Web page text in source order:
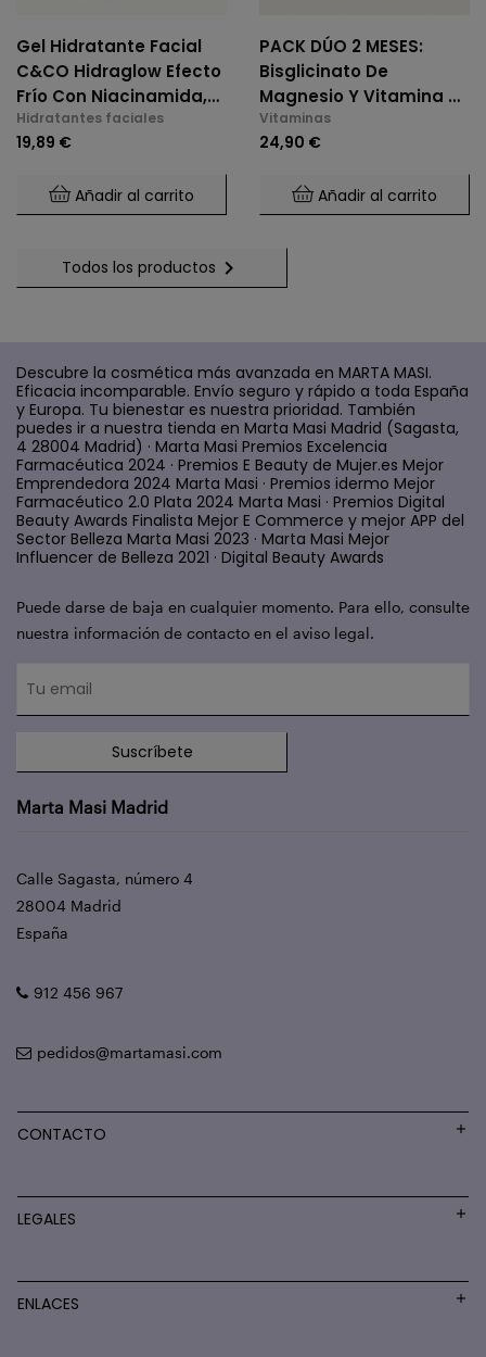
Gel Hidratante Facial
C&CO Hidraglow Efecto
Frío Con Niacinamida,
Xylitol, Panthenol,
Elastina Marina, Para
Hidratantes faciales
19,89 €
Añadir al carrito
PACK DÚO 2 MESES:
Bisglicinato De
Magnesio Y Vitamina B6
(2 X 60 Cáps.)
Vitaminas
24,90 €
Añadir al carrito
Todos los productos 
Descubre la cosmética más avanzada en MARTA MASI.
Eficacia incomparable. Envío seguro y rápido a toda España
y Europa. Tu bienestar es nuestra prioridad. También
puedes ir a nuestra tienda en Marta Masi Madrid (Sagasta,
4 28004 Madrid) · Marta Masi Premios Excelencia
Farmacéutica 2024 · Premios E Beauty de Mujer.es Mejor
Emprendedora 2024 Marta Masi · Premios idermo Mejor
Farmacéutico 2.0 Plata 2024 Marta Masi · Premios Digital
Beauty Awards Finalista Mejor E Commerce y mejor APP del
Sector Belleza Marta Masi 2023 · Marta Masi Mejor
Influencer de Belleza 2021 · Digital Beauty Awards
Puede darse de baja en cualquier momento. Para ello, consulte
nuestra información de contacto en el aviso legal.
Suscríbete
Marta Masi Madrid
Calle Sagasta, número 4
28004 Madrid
España
912 456 967
pedidos@martamasi.com
CONTACTO
LEGALES
ENLACES